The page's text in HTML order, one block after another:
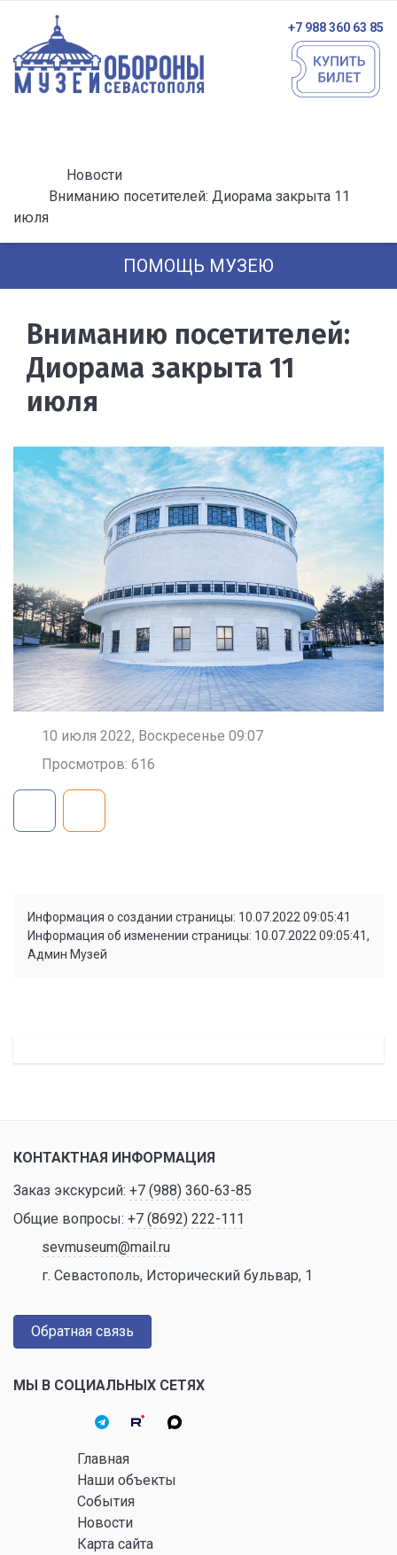
+7 988 360 63 85
Новости
Вниманию посетителей: Диорама закрыта 11
июля
ПОМОЩЬ МУЗЕЮ
Вниманию посетителей:
Диорама закрыта 11
июля
10 июля 2022, Воскресенье 09:07
Просмотров: 616
Информация о создании страницы: 10.07.2022 09:05:41
Информация об изменении страницы: 10.07.2022 09:05:41,
Админ Музей
КОНТАКТНАЯ ИНФОРМАЦИЯ
Заказ экскурсий: +7 (988) 360-63-85
Общие вопросы: +7 (8692) 222-111
sevmuseum@mail.ru
г. Севастополь, Исторический бульвар, 1
Обратная связь
МЫ В СОЦИАЛЬНЫХ СЕТЯХ
Главная
Наши объекты
События
Новости
Карта сайта